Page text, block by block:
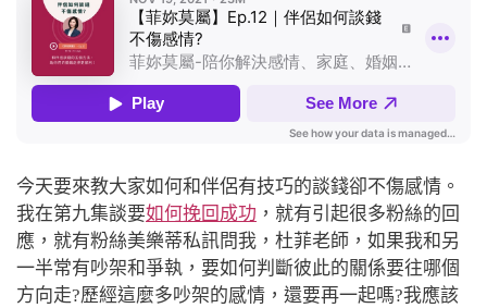
今天要來教大家如何和伴侶有技巧的談錢卻不傷感情。
我在第九集談要如何挽回成功 ，就有引起很多粉絲的回
應，就有粉絲美樂蒂私訊問我，杜菲老師，如果我和另
一半常有吵架和爭執，要如何判斷彼此的關係要往哪個
方向走?歷經這麼多吵架的感情，還要再一起嗎?我應該